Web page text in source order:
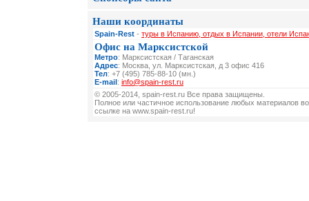
Наши координаты
Spain-Rest - туры в Испанию, отдых в Испании, отели
Офис на Марксистской
Метро: Марксистская / Таганская
Адрес: Москва, ул. Марксистская, д 3 офис 416
Тел: +7 (495) 785-88-10 (мн.)
E-mail: info@spain-rest.ru
© 2005-2014, spain-rest.ru Все права защищены.
Полное или частичное использование любых материалов
ссылке на www.spain-rest.ru!